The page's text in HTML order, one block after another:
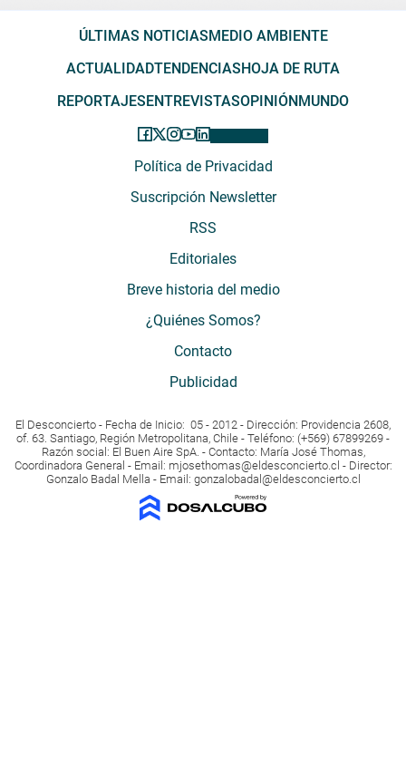
ÚLTIMAS NOTICIASMEDIO AMBIENTE
ACTUALIDADTENDENCIASHOJA DE RUTA
REPORTAJESENTREVISTASOPINIÓNMUNDO
Política de Privacidad
Suscripción Newsletter
RSS
Editoriales
Breve historia del medio
¿Quiénes Somos?
Contacto
Publicidad
El Desconcierto - Fecha de Inicio: 05 - 2012 - Dirección: Providencia 2608,
of. 63. Santiago, Región Metropolitana, Chile - Teléfono: (+569) 67899269 -
Razón social: El Buen Aire SpA. - Contacto: María José Thomas,
Coordinadora General - Email: mjosethomas@eldesconcierto.cl - Director:
Gonzalo Badal Mella - Email: gonzalobadal@eldesconcierto.cl